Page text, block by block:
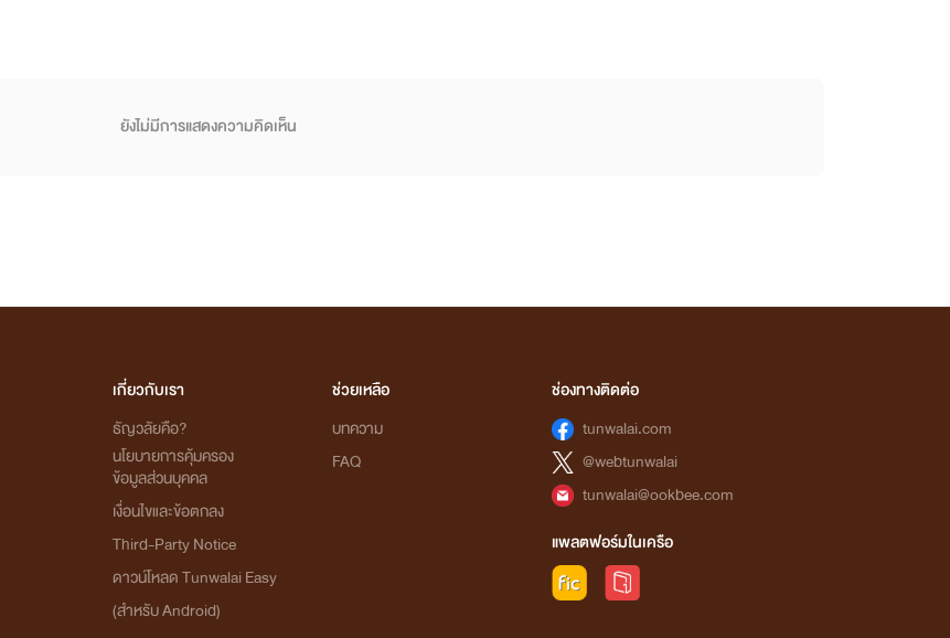
ยังไม่มีการแสดงความคิดเห็น
เกี่ยวกับเรา
ธัญวลัยคือ?
นโยบายการคุ้มครอง
ข้อมูลส่วนบุคคล
เงื่อนไขและข้อตกลง
Third-Party Notice
ดาวน์โหลด Tunwalai Easy
(สำหรับ Android)
ช่วยเหลือ
บทความ
FAQ
ช่องทางติดต่อ
tunwalai.com
@webtunwalai
tunwalai@ookbee.com
แพลตฟอร์มในเครือ